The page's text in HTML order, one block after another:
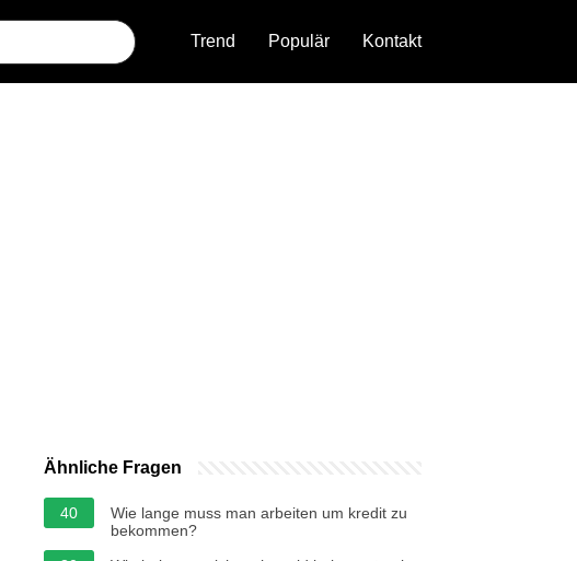
Trend Populär Kontakt
Ähnliche Fragen
40
Wie lange muss man arbeiten um kredit zu
bekommen?